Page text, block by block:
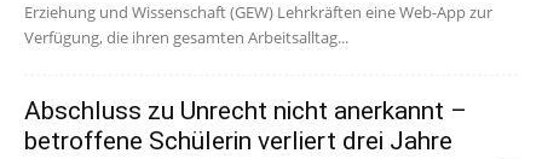
Erziehung und Wissenschaft (GEW) Lehrkräften eine Web-App zur
Verfügung, die ihren gesamten Arbeitsalltag...
Abschluss zu Unrecht nicht anerkannt –
betroffene Schülerin verliert drei Jahre